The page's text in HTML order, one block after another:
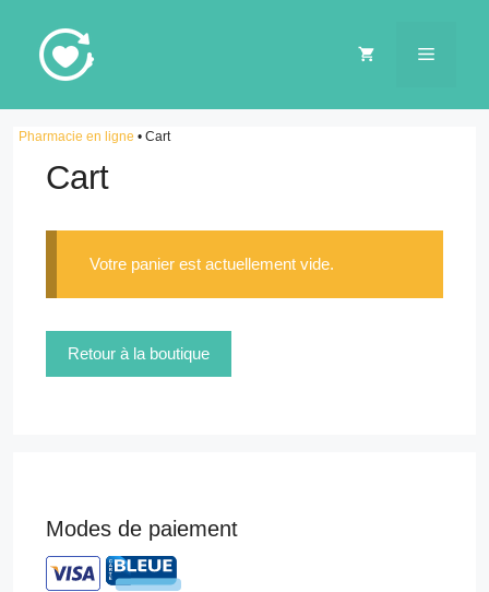
contenu
MENU
Pharmacie en ligne • Cart
Cart
Votre panier est actuellement vide.
Retour à la boutique
Modes de paiement